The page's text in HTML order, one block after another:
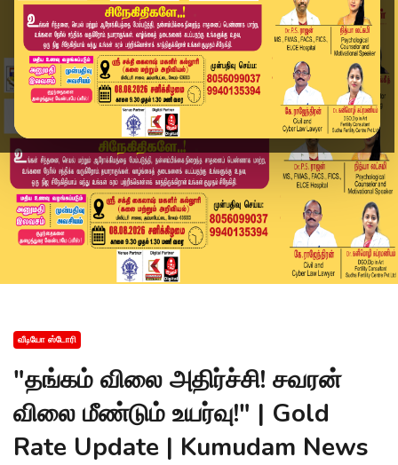
வீடியோ ஸ்டோரி
"தங்கம் விலை அதிர்ச்சி! சவரன்
விலை மீண்டும் உயர்வு!" | Gold
Rate Update | Kumudam News